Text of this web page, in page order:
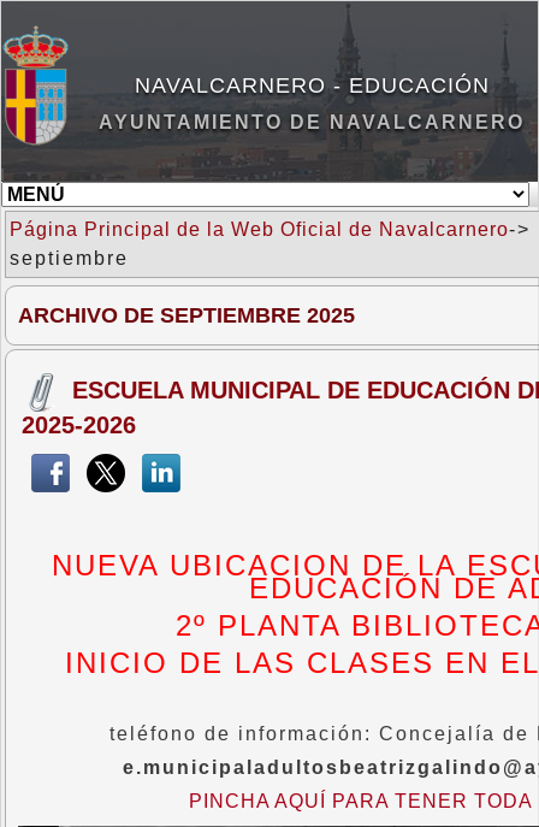
NAVALCARNERO - EDUCACIÓN
AYUNTAMIENTO DE NAVALCARNERO
Página Principal de la Web Oficial de Navalcarnero->
septiembre
ARCHIVO DE SEPTIEMBRE 2025
ESCUELA MUNICIPAL DE EDUCACIÓN
2025-2026
NUEVA UBICACION DE LA
EDUCACIÓN DE
2º PLANTA
INICIO DE LAS CLASES EN
teléfono de información: Concejalía de
PINCHA AQUÍ PARA TENER